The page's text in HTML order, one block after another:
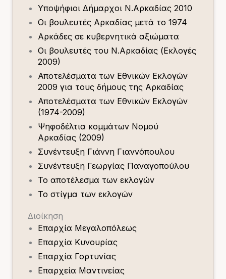
Υποψήφιοι Δήμαρχοι Ν.Αρκαδίας 2010
Οι βουλευτές Αρκαδίας μετά το 1974
Αρκάδες σε κυβερνητικά αξιώματα
Οι βουλευτές του Ν.Αρκαδίας (Εκλογές
2009)
Αποτελέσματα των Εθνικών Εκλογών
2009 για τους δήμους της Αρκαδίας
Αποτελέσματα των Εθνικών Εκλογών
(1974-2009)
Ψηφοδέλτια κομμάτων Νομού
Αρκαδίας (2009)
Συνέντευξη Γιάννη Γιαννόπουλου
Συνέντευξη Γεωργίας Παναγοπούλου
Το αποτέλεσμα των εκλογών
Το στίγμα των εκλογών
Διοίκηση
Επαρχία Μεγαλοπόλεως
Επαρχία Κυνουρίας
Επαρχία Γορτυνίας
Επαρχεία Μαντινείας